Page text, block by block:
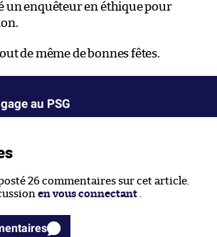
un enquêteur en éthique pour
de même de bonnes fêtes.
au PSG
26 commentaires sur cet article.
en vous connectant .
commentaires